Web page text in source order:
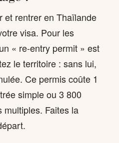
et rentrer en Thaïlande
visa. Pour les
« re-entry permit » est
le territoire : sans lui,
Ce permis coûte 1
simple ou 3 800
multiples. Faites la